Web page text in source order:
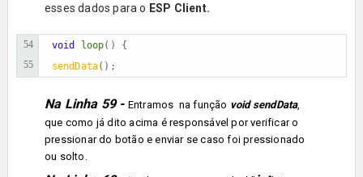
esses dados para o ESP Client.
54
55
void loop
sendData();
Na Linha 59 - Entramos na função void sendData,
que como já dito acima é responsável por verificar o
pressionar do botão e enviar se caso foi pressionado
ou solto.